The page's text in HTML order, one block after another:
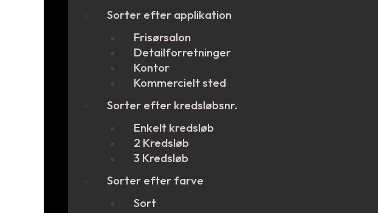
Sorter efter applikation
Frisørsalon
Detailforretninger
Kontor
Kommercielt sted
Sorter efter kredsløbsnr.
Enkelt kredsløb
2 Kredsløb
3 Kredsløb
Sorter efter farve
Sort